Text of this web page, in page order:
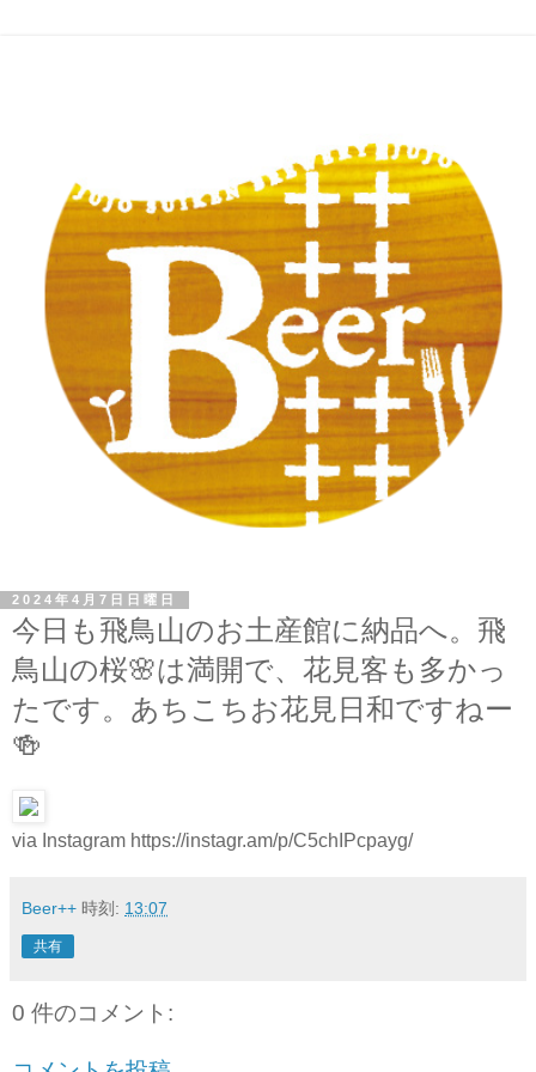
2024年4月7日日曜日
今日も飛鳥山のお土産館に納品へ。飛
鳥山の桜🌸は満開で、花見客も多かっ
たです。あちこちお花見日和ですねー
🍻
via Instagram https://instagr.am/p/C5chIPcpayg/
Beer++ 時刻: 13:07
共有
0 件のコメント: